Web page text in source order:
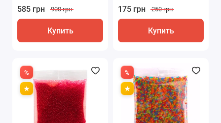
Аккумуляторный + Две
Обоймы Glock 18 Синий
585 грн 900 грн
Купить
175 грн 250 грн
Купить